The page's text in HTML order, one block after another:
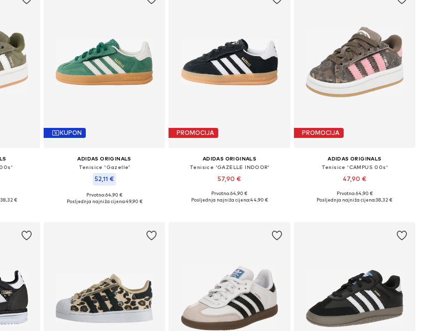
38,32 €
KUPON
ADIDAS ORIGINALS
Tenisice 'Gazelle'
52,11 €
Dostupno u više veličina
Prvotno: 64,90 €
Posljednja najniža cijena:49,90 €
PROMOCIJA
ADIDAS ORIGINALS
Tenisice 'GAZELLE INDOOR'
57,90 €
Dostupno u više veličina
Prvotno: 64,90 €
Posljednja najniža cijena:44,90 €
PROMOCIJA
ADIDAS ORIGINALS
Tenisice 'CAMPUS 00s'
47,90 €
Dostupno u više veličina
Prvotno: 64,90 €
Posljednja najniža cijena:38,32 €